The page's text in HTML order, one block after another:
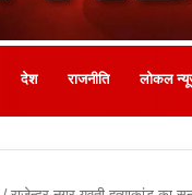
देश राजनीति लोकल